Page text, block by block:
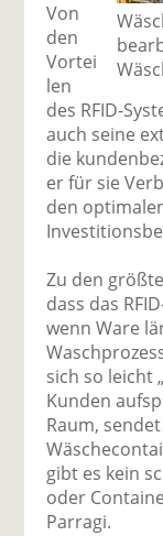
Von
den
Vortei
len
des RFID-
auch seine
die
er für sie
den
Zu den
dass das
wenn Ware
sich so leicht
Kunden
Raum,
gibt es kein
oder
Parragi.